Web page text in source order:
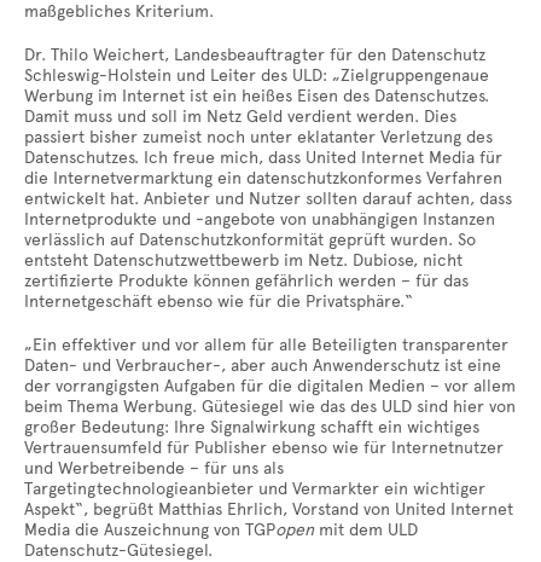
maßgebliches Kriterium.
Dr. Thilo Weichert, Landesbeauftragter für den Datenschutz
Schleswig-Holstein und Leiter des ULD: „Zielgruppengenaue
Werbung im Internet ist ein heißes Eisen des Datenschutzes.
Damit muss und soll im Netz Geld verdient werden. Dies
passiert bisher zumeist noch unter eklatanter Verletzung des
Datenschutzes. Ich freue mich, dass United Internet Media für
die Internetvermarktung ein datenschutzkonformes Verfahren
entwickelt hat. Anbieter und Nutzer sollten darauf achten, dass
Internetprodukte und -angebote von unabhängigen Instanzen
verlässlich auf Datenschutzkonformität geprüft wurden. So
entsteht Datenschutzwettbewerb im Netz. Dubiose, nicht
zertifizierte Produkte können gefährlich werden – für das
Internetgeschäft ebenso wie für die Privatsphäre.“
„Ein effektiver und vor allem für alle Beteiligten transparenter
Daten- und Verbraucher-, aber auch Anwenderschutz ist eine
der vorrangigsten Aufgaben für die digitalen Medien – vor allem
beim Thema Werbung. Gütesiegel wie das des ULD sind hier von
großer Bedeutung: Ihre Signalwirkung schafft ein wichtiges
Vertrauensumfeld für Publisher ebenso wie für Internetnutzer
und Werbetreibende – für uns als
Targetingtechnologieanbieter und Vermarkter ein wichtiger
Aspekt“, begrüßt Matthias Ehrlich, Vorstand von United Internet
Media die Auszeichnung von TGPopen mit dem ULD
Datenschutz-Gütesiegel.